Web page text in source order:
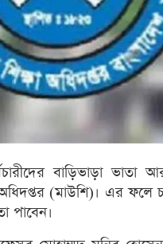
বাড়িভাড়া
অধিদপ্তর (মাউশি)। এর
পাবেন।